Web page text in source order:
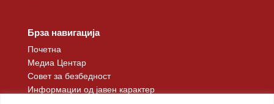
Брза навигација
Почетна
Медиа Центар
Совет за безбедност
Информации од јавен карактер